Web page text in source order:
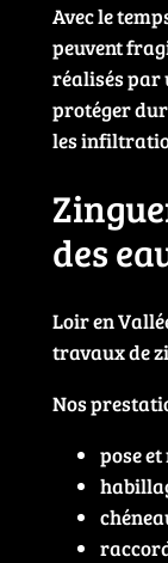
Avec le
peuvent
réalisés par
protéger
les
des
Loir en
travaux de
Nos
pose